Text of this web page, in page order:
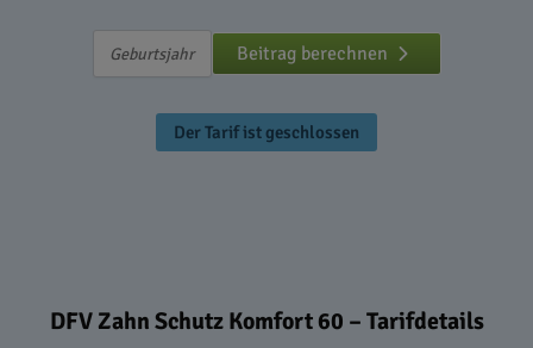
Beitrag berechnen
Der Tarif ist geschlossen
DFV Zahn Schutz Komfort 60 – Tarifdetails